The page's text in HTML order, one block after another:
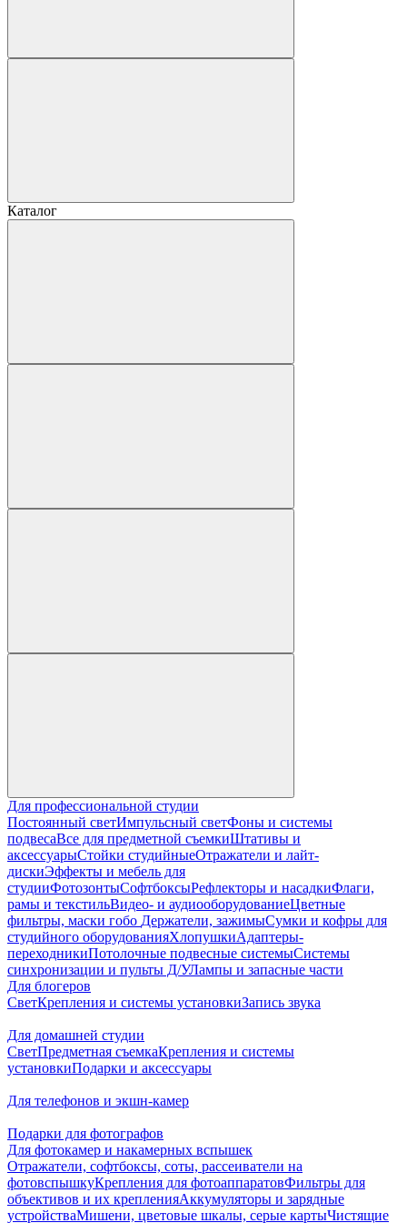
Каталог
Для профессиональной студии
Постоянный светИмпульсный светФоны и системы
подвесаВсе для предметной съемкиШтативы и
аксессуарыСтойки студийныеОтражатели и лайт-
дискиЭффекты и мебель для
студииФотозонтыСофтбоксыРефлекторы и насадкиФлаги,
рамы и текстильВидео- и аудиооборудованиеЦветные
фильтры, маски гобо Держатели, зажимыСумки и кофры для
студийного оборудованияХлопушкиАдаптеры-
переходникиПотолочные подвесные системыСистемы
синхронизации и пульты Д/УЛампы и запасные части
Для блогеров
СветКрепления и системы установкиЗапись звука
Для домашней студии
СветПредметная съемкаКрепления и системы
установкиПодарки и аксессуары
Для телефонов и экшн-камер
Подарки для фотографов
Для фотокамер и накамерных вспышек
Отражатели, софтбоксы, соты, рассеиватели на
фотовспышкуКрепления для фотоаппаратовФильтры для
объективов и их крепленияАккумуляторы и зарядные
устройстваМишени, цветовые шкалы, серые картыЧистящие